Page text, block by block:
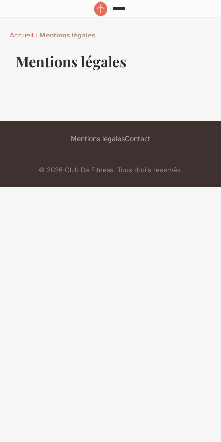
Accueil › Mentions légales
Mentions légales
Mentions légalesContact
© 2026 Club De Fitness. Tous droits réservés.